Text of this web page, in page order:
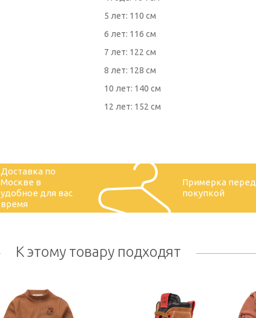
5 лет: 110 см
6 лет: 116 см
7 лет: 122 см
8 лет: 128 см
10 лет: 140 см
12 лет: 152 см
Доставка по
Москве в
удобное для вас
время
Примерка перед
покупкой
К этому товару подходят